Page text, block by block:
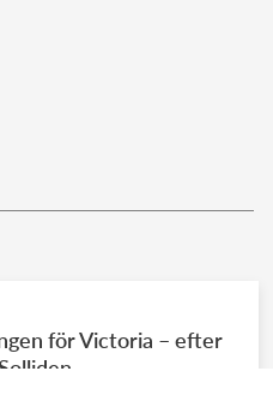
för Victoria – efter